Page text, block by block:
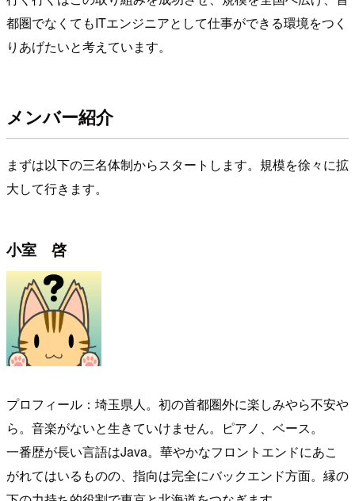
都圏でなくてもITエンジニアとして仕事ができる環境をつく
りあげたいと考えています。
メンバー紹介
まずは以下の三名体制からスタートします。規模を徐々に拡
大して行きます。
小室 啓
プロフィール：埼玉県人。初の首都圏外に楽しみやら不安や
ら。音楽がないと生きていけません。ピアノ、ベース。
一番歴が長い言語はJava。華やかなフロントエンドにあこ
がれてはいるものの、指向は完全にバックエンド方面。縁の